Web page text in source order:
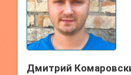
Дмитрий